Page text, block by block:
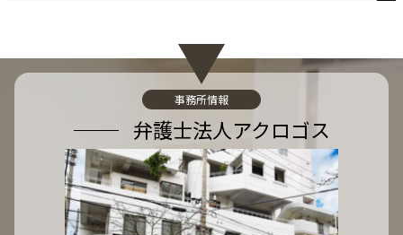
事務所情報
弁護士法人アクロゴス